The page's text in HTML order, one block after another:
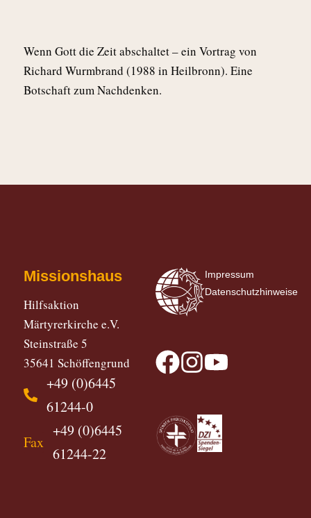
Wenn Gott die Zeit abschaltet – ein Vortrag von
Richard Wurmbrand (1988 in Heilbronn). Eine
Botschaft zum Nachdenken.
Missionshaus
Hilfsaktion
Märtyrerkirche e.V.
Steinstraße 5
35641 Schöffengrund
+49 (0)6445
61244-0
Fax
+49 (0)6445
61244-22
Impressum
Datenschutzhinweise